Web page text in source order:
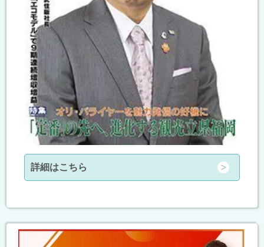
詳細はこちら